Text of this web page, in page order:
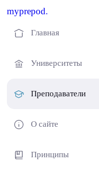
myprepod.
Главная
Университеты
Преподаватели
О сайте
Принципы